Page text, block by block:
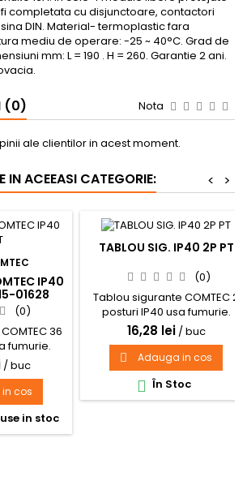
completata cu disjunctoare, contactori
DIN. Material- termoplastic fara
mediu de operare: -25 ~ 40°C. Grad de
mm: L = 190 . H = 260. Garantie 2 ani.
(0) Nota
ale clientilor in acest moment.
IN ACEEASI CATEGORIE: >
<
IP40
01628
(0)
36
fumurie.
/ buc
cos
in stoc
TABLOU SIG. IP40 2P PT
(0)
Tablou sigurante COMTEC 2
posturi IP40 usa fumurie.
Montaj aplicat.
16,28 lei / buc
 Adauga in cos
 În Stoc